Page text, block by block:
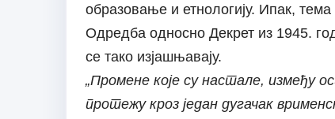
образовање и етнологију. Ипак,
Одредба односно Декрет из 1945.
се тако изјашњавају.
„Промене које су настале, између
протежу кроз један дугачак